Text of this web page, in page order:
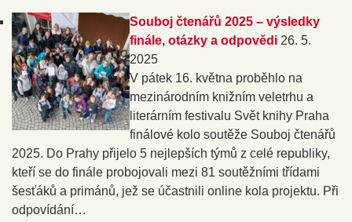
Souboj čtenářů 2025 – výsledky
finále, otázky a odpovědi 26. 5.
2025
V pátek 16. května proběhlo na
mezinárodním knižním veletrhu a
literárním festivalu Svět knihy Praha
finálové kolo soutěže Souboj čtenářů
2025. Do Prahy přijelo 5 nejlepších týmů z celé republiky,
kteří se do finále probojovali mezi 81 soutěžními třídami
šesťáků a primánů, jež se účastnili online kola projektu. Při
odpovídání…